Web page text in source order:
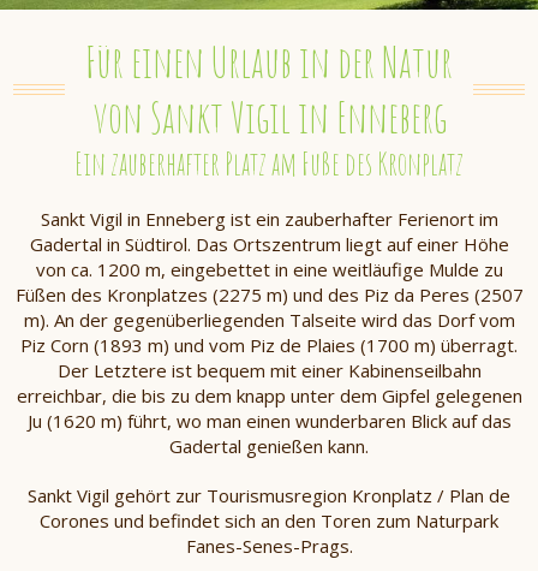
Für einen Urlaub in der Natur
von Sankt Vigil in Enneberg
Ein zauberhafter Platz am Fuße des Kronplatz
Sankt Vigil in Enneberg ist ein zauberhafter Ferienort im
Gadertal in Südtirol. Das Ortszentrum liegt auf einer Höhe
von ca. 1200 m, eingebettet in eine weitläufige Mulde zu
Füßen des Kronplatzes (2275 m) und des Piz da Peres (2507
m). An der gegenüberliegenden Talseite wird das Dorf vom
Piz Corn (1893 m) und vom Piz de Plaies (1700 m) überragt.
Der Letztere ist bequem mit einer Kabinenseilbahn
erreichbar, die bis zu dem knapp unter dem Gipfel gelegenen
Ju (1620 m) führt, wo man einen wunderbaren Blick auf das
Gadertal genießen kann.
Sankt Vigil gehört zur Tourismusregion Kronplatz / Plan de
Corones und befindet sich an den Toren zum Naturpark
Fanes-Senes-Prags.